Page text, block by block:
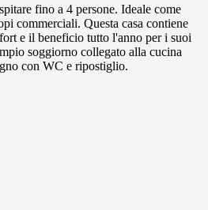
fino a 4 persone. Ideale come
commerciali. Questa casa contiene
e il beneficio tutto l'anno per i suoi
soggiorno collegato alla cucina
con WC e ripostiglio.